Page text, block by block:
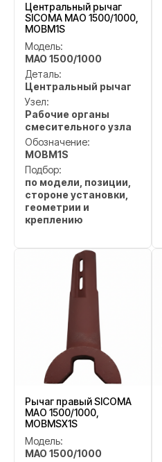
Центральный рычаг
SICOMA MAO 1500/1000,
MOBM1S
Модель:
MAO 1500/1000
Деталь:
Центральный рычаг
Узел:
Рабочие органы
смесительного узла
Обозначение:
MOBM1S
Подбор:
по модели, позиции,
стороне установки,
геометрии и
креплению
Рычаг правый SICOMA
MAO 1500/1000,
MOBMSX1S
Модель:
MAO 1500/1000